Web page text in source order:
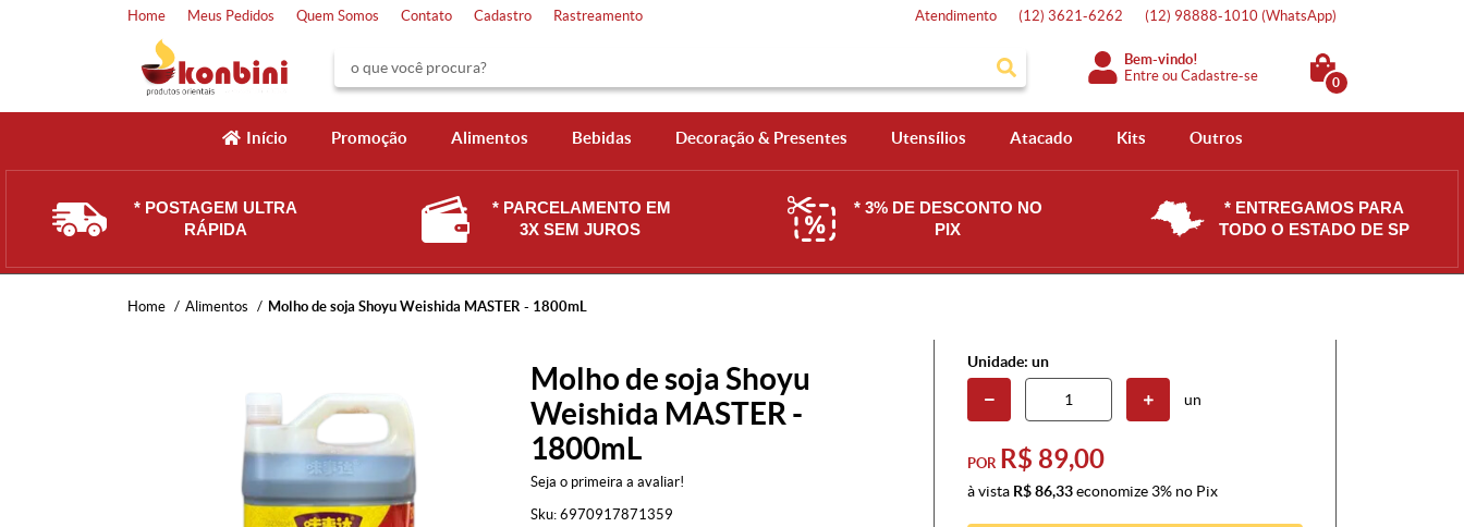
Home Meus Pedidos Quem Somos Contato Cadastro Rastreamento Atendimento (12) 3621-6262 (12) 98888-1010 (WhatsApp)
Bem-vindo!
Entre ouCadastre-se 0
Início Promoção Alimentos Bebidas Decoração & Presentes Utensílios Atacado Kits Outros
* POSTAGEM ULTRA
RÁPIDA
* PARCELAMENTO EM
3X SEM JUROS
* 3% DE DESCONTO NO
PIX
* ENTREGAMOS PARA
TODO O ESTADO DE SP
Home Alimentos Molho de soja Shoyu Weishida MASTER - 1800mL
Molho de soja Shoyu
Weishida MASTER -
1800mL
Seja o primeira a avaliar!
Sku: 6970917871359
Unidade: un
un
POR R$ 89,00
à vista R$ 86,33economize 3% no Pix